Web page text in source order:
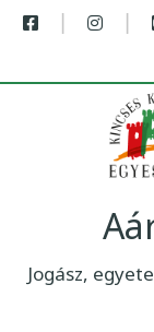
Jogász,